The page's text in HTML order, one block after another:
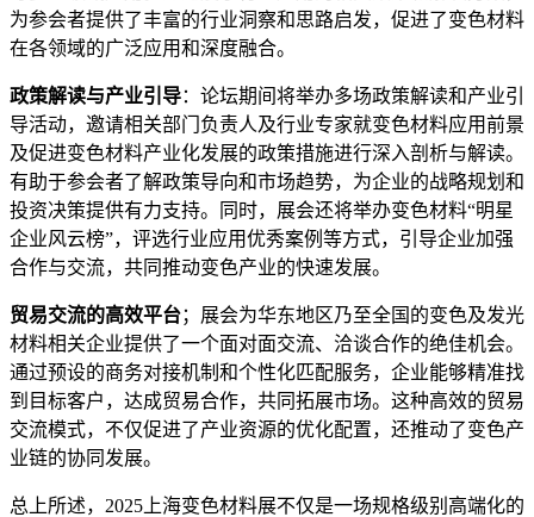
为参会者提供了丰富的行业洞察和思路启发，促进了变色材料
在各领域的广泛应用和深度融合。
政策解读与产业引导：论坛期间将举办多场政策解读和产业引
导活动，邀请相关部门负责人及行业专家就变色材料应用前景
及促进变色材料产业化发展的政策措施进行深入剖析与解读。
有助于参会者了解政策导向和市场趋势，为企业的战略规划和
投资决策提供有力支持。同时，展会还将举办变色材料“明星
企业风云榜”，评选行业应用优秀案例等方式，引导企业加强
合作与交流，共同推动变色产业的快速发展。
贸易交流的高效平台；展会为华东地区乃至全国的变色及发光
材料相关企业提供了一个面对面交流、洽谈合作的绝佳机会。
通过预设的商务对接机制和个性化匹配服务，企业能够精准找
到目标客户，达成贸易合作，共同拓展市场。这种高效的贸易
交流模式，不仅促进了产业资源的优化配置，还推动了变色产
业链的协同发展。
总上所述，2025上海变色材料展不仅是一场规格级别高端化的